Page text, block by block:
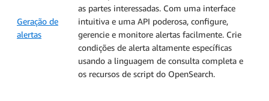
Geração de
alertas
as partes interessadas. Com uma interface
intuitiva e uma API poderosa, configure,
gerencie e monitore alertas facilmente. Crie
condições de alerta altamente específicas
usando a linguagem de consulta completa e
os recursos de script do OpenSearch.